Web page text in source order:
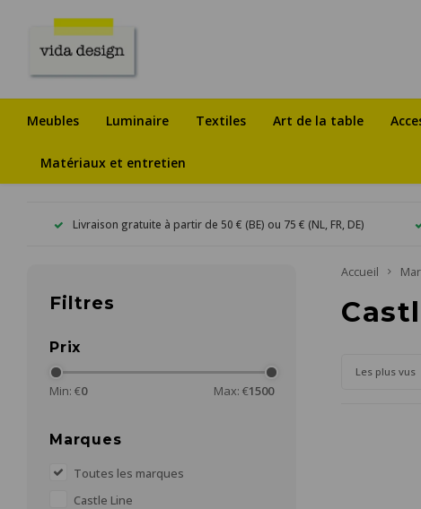
Meubles Luminaire Textiles Art de la table
Matériaux et entretien
Livraison gratuite à partir de 50 € (BE) ou 75 € (NL, FR, DE)
Filtres
Prix
Min: €0 Max: €1500
Marques
Toutes les marques
Castle Line
Accueil
Les plus vus